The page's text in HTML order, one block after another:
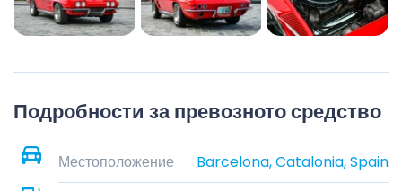
Подробности за превозното средство
Местоположение
Barcelona, Catalonia, Spain